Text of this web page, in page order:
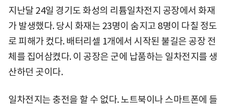
지난달 24일 경기도 화성의 리튬일차전지 공장에서 화재
가 발생했다. 당시 화재는 23명이 숨지고 8명이 다칠 정도
로 피해가 컸다. 배터리셀 1개에서 시작된 불길은 공장 전
체를 집어삼켰다. 이 공장은 군에 납품하는 일차전지를 생
산하던 곳이다.
일차전지는 충전을 할 수 없다. 노트북이나 스마트폰에 들